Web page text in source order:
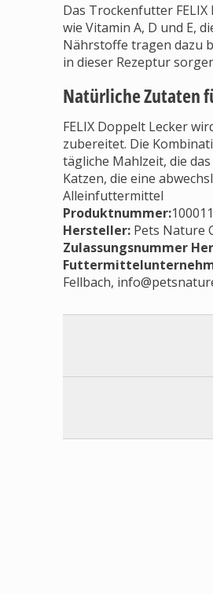
Das Trockenfutter
wie Vitamin A, D und E,
Nährstoffe tragen dazu
in dieser Rezeptur
Natürliche Zutaten
FELIX Doppelt Lecker
zubereitet. Die
tägliche Mahlzeit, die
Katzen, die eine
Alleinfuttermittel
Produktnummer:
Hersteller: Pets Nature
Zulassungsnummer
Fellbach,